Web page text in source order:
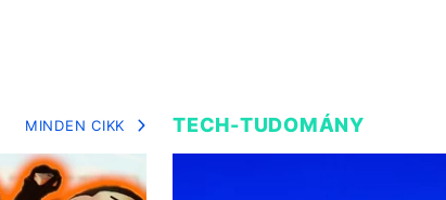
MINDEN CIKK TECH-TUDOMÁNY